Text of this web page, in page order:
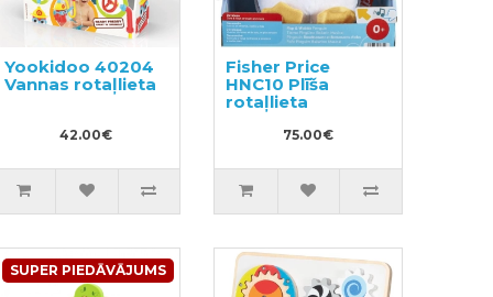
Yookidoo 40204
Vannas rotaļlieta
42.00€
Fisher Price
HNC10 Plīša
rotaļlieta
75.00€
SUPER PIEDĀVĀJUMS